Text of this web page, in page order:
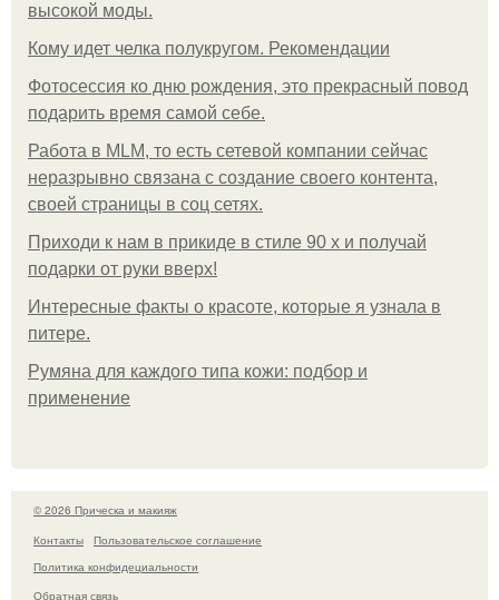
высокой моды.
Кому идет челка полукругом. Рекомендации
Фотосессия ко дню рождения, это прекрасный повод
подарить время самой себе.
Работа в MLM, то есть сетевой компании сейчас
неразрывно связана с создание своего контента,
своей страницы в соц сетях.
Приходи к нам в прикиде в стиле 90 х и получай
подарки от руки вверх!
Интересные факты о красоте, которые я узнала в
питере.
Румяна для каждого типа кожи: подбор и
применение
© 2026 Прическа и макияж
Контакты
Пользовательское соглашение
Политика конфидециальности
Обратная связь